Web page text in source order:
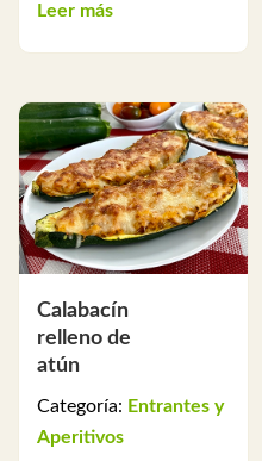
Leer más
Calabacín
relleno de
atún
Categoría: Entrantes y
Aperitivos